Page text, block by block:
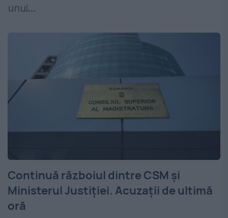
unui...
Continuă războiul dintre CSM și
Ministerul Justiției. Acuzații de ultimă
oră